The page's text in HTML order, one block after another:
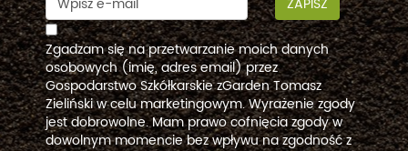
Zgadzam się na przetwarzanie moich danych
osobowych (imię, adres email) przez
Gospodarstwo Szkółkarskie zGarden Tomasz
Zieliński w celu marketingowym. Wyrażenie zgody
jest dobrowolne. Mam prawo cofnięcia zgody w
dowolnym momencie bez wpływu na zgodność z